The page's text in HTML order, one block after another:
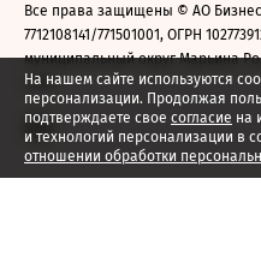
На нашем сайте используются
персонализации. Продолжая
подтверждаете свое согласие на
и технологий персонализации в
отношении обработки
Все права защищены © АО
7712108141/771501001, ОГРН
муниципальный округ Марьина
2026